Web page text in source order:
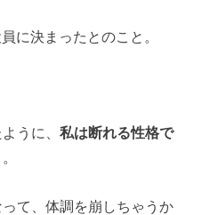
に決まったとのこと。
うに、私は断れる性格で
。
て、体調を崩しちゃうか